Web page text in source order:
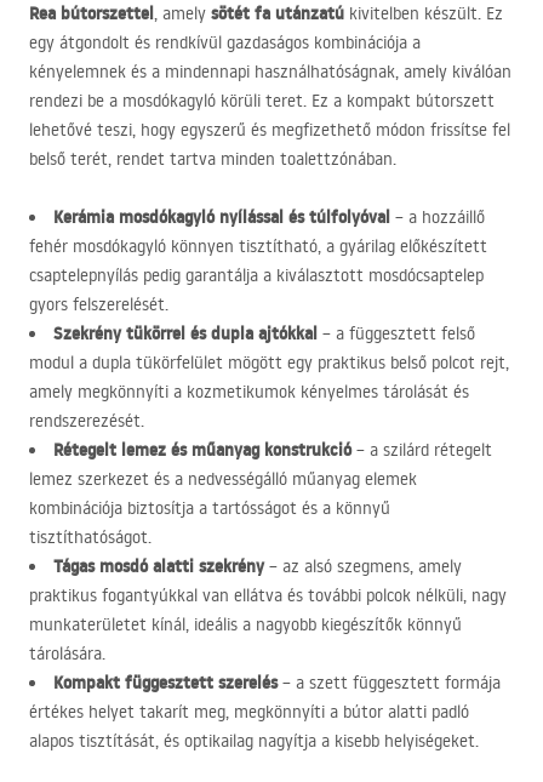
Rea bútorszettel, amely sötét fa utánzatú kivitelben készült. Ez
egy átgondolt és rendkívül gazdaságos kombinációja a
kényelemnek és a mindennapi használhatóságnak, amely kiválóan
rendezi be a mosdókagyló körüli teret. Ez a kompakt bútorszett
lehetővé teszi, hogy egyszerű és megfizethető módon frissítse fel
belső terét, rendet tartva minden toalettzónában.
Kerámia mosdókagyló nyílással és túlfolyóval – a hozzáillő
fehér mosdókagyló könnyen tisztítható, a gyárilag előkészített
csaptelepnyílás pedig garantálja a kiválasztott mosdócsaptelep
gyors felszerelését.
Szekrény tükörrel és dupla ajtókkal – a függesztett felső
modul a dupla tükörfelület mögött egy praktikus belső polcot rejt,
amely megkönnyíti a kozmetikumok kényelmes tárolását és
rendszerezését.
Rétegelt lemez és műanyag konstrukció– a szilárd rétegelt
lemez szerkezet és a nedvességálló műanyag elemek
kombinációja biztosítja a tartósságot és a könnyű
tisztíthatóságot.
Tágas mosdó alatti szekrény– az alsó szegmens, amely
praktikus fogantyúkkal van ellátva és további polcok nélküli, nagy
munkaterületet kínál, ideális a nagyobb kiegészítők könnyű
tárolására.
Kompakt függesztett szerelés– a szett függesztett formája
értékes helyet takarít meg, megkönnyíti a bútor alatti padló
alapos tisztítását, és optikailag nagyítja a kisebb helyiségeket.